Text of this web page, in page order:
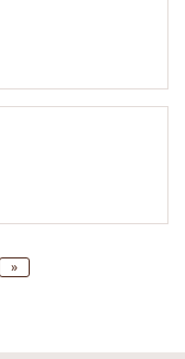
Last
»